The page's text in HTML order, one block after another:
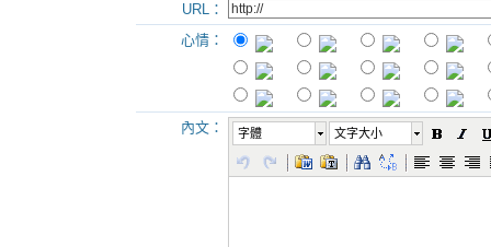
URL：
心情：
內文： 字體 文字大小